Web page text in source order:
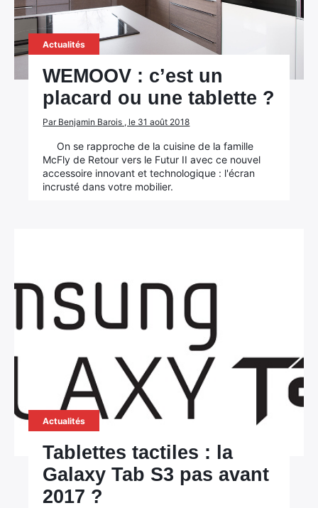
Actualités
WEMOOV : c’est un
placard ou une tablette ?
Par Benjamin Barois , le 31 août 2018
On se rapproche de la cuisine de la famille
McFly de Retour vers le Futur II avec ce nouvel
accessoire innovant et technologique : l'écran
incrusté dans votre mobilier.
Actualités
Tablettes tactiles : la
Galaxy Tab S3 pas avant
2017 ?
Rechercher